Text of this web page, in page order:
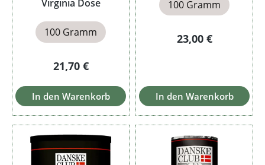
Virginia Dose
100 Gramm
Regulärer Preis:
21,70 €
In den Warenkorb
100 Gramm
Regulärer Preis:
23,00 €
In den Warenkorb